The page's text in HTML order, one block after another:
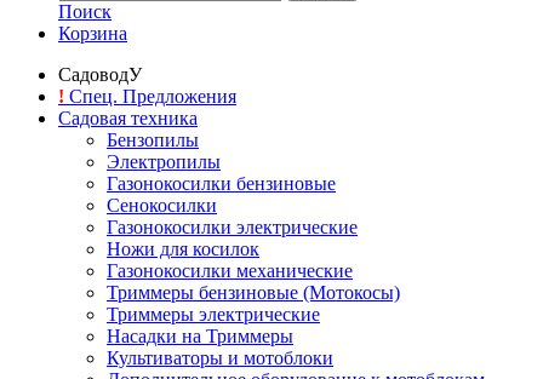
Поиск
Корзина
СадоводУ
! Спец. Предложения
Садовая техника
Бензопилы
Электропилы
Газонокосилки бензиновые
Сенокосилки
Газонокосилки электрические
Ножи для косилок
Газонокосилки механические
Триммеры бензиновые (Мотокосы)
Триммеры электрические
Насадки на Триммеры
Культиваторы и мотоблоки